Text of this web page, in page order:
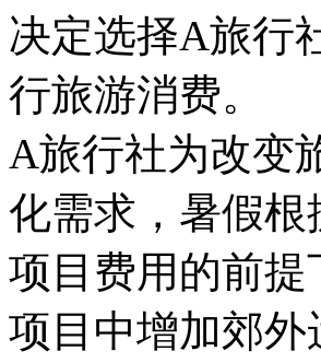
决定选择A旅行
行旅游消费。
A旅行社为改变
化需求，暑假
项目费用的前
项目中增加郊